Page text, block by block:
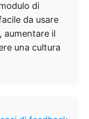
di
da usare
aumentare il
una cultura